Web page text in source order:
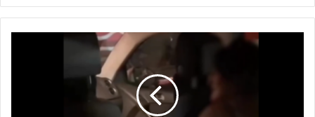
ε